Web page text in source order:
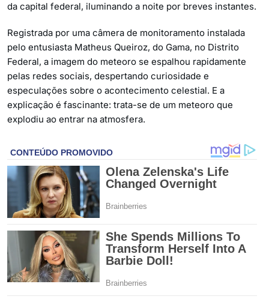
da capital federal, iluminando a noite por breves instantes.
Registrada por uma câmera de monitoramento instalada
pelo entusiasta Matheus Queiroz, do Gama, no Distrito
Federal, a imagem do meteoro se espalhou rapidamente
pelas redes sociais, despertando curiosidade e
especulações sobre o acontecimento celestial. E a
explicação é fascinante: trata-se de um meteoro que
explodiu ao entrar na atmosfera.